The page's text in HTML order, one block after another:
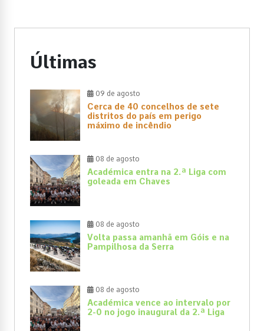
Últimas
09 de agosto
Cerca de 40 concelhos de sete
distritos do país em perigo
máximo de incêndio
08 de agosto
Académica entra na 2.ª Liga com
goleada em Chaves
08 de agosto
Volta passa amanhã em Góis e na
Pampilhosa da Serra
08 de agosto
Académica vence ao intervalo por
2-0 no jogo inaugural da 2.ª Liga